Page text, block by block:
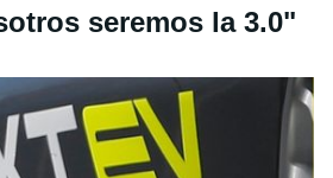
seremos la 3.0"